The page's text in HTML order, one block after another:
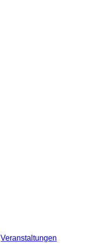
Veranstaltungen